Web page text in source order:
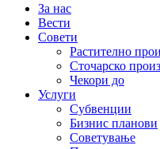
За нас
Вести
Совети
Растително
Сточарско
Чекори до
Услуги
Субвенции
Бизнис планови
Советување